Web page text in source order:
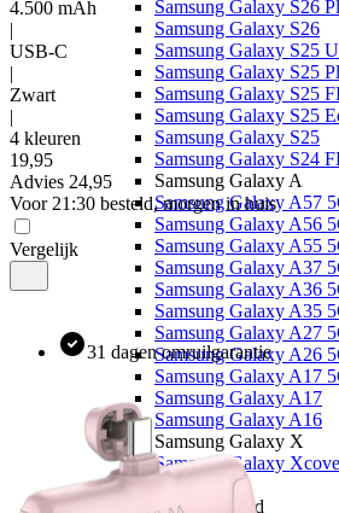
Samsung Galaxy S26
Samsung Galaxy S26
Samsung Galaxy S25
Samsung Galaxy S25
Samsung Galaxy S25
Samsung Galaxy S25
Samsung Galaxy S25
Samsung Galaxy S24
Samsung Galaxy A
Samsung Galaxy A57
Samsung Galaxy A56
Samsung Galaxy A55
Samsung Galaxy A37
Samsung Galaxy A36
Samsung Galaxy A35
Samsung Galaxy A27
Samsung Galaxy A26
Samsung Galaxy A17
Samsung Galaxy A17
Samsung Galaxy A16
Samsung Galaxy X
Samsung Galaxy
OnePlus
OnePlus Nord
4.500 mAh
|
USB-C
|
Zwart
|
4 kleuren
19,95
Advies 24,95
Voor 21:30 besteld, morgen in huis
Vergelijk
31 dagen omruilgarantie